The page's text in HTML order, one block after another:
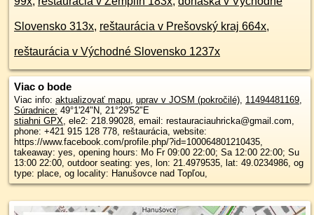
Slovensko 313x, reštaurácia v Prešovský kraj 664x,
reštaurácia v Východné Slovensko 1237x
Viac o bode
Viac info: aktualizovať mapu, uprav v JOSM (pokročilé), 11494481169,
Súradnice: 49°1'24"N, 21°29'52"E
stiahni GPX, ele2: 218.99028, email: restauraciauhricka@gmail.com,
phone: +421 915 128 778, reštaurácia, website:
https://www.facebook.com/profile.php/?id=100064801210435,
takeaway: yes, opening hours: Mo Fr 09:00 22:00; Sa 12:00 22:00; Su
13:00 22:00, outdoor seating: yes, lon: 21.4979535, lat: 49.0234986, og
type: place, og locality: Hanušovce nad Topľou,